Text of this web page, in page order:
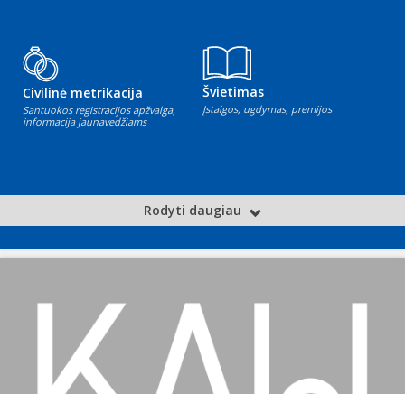
Civilinė metrikacija
Santuokos registracijos apžvalga,
informacija jaunavedžiams
Švietimas
Įstaigos, ugdymas, premijos
Rodyti daugiau